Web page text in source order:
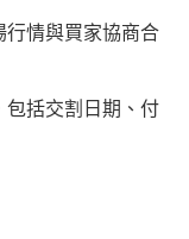
行情與買家協商合
包括交割日期、付